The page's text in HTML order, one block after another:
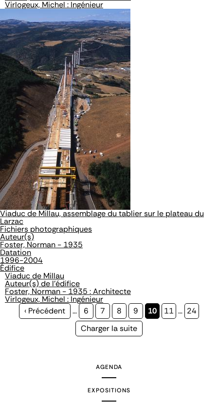
Virlogeux, Michel : Ingénieur
Viaduc de Millau, assemblage du tablier sur le plateau du
Larzac
Fichiers photographiques
Auteur(s)
Foster, Norman - 1935
Datation
1996-2004
Édifice
Viaduc de Millau
Auteur(s) de l'édifice
Foster, Norman - 1935 : Architecte
Virlogeux, Michel : Ingénieur
Page
‹ Précédent … Page
6 Page
7 Page
8 Page
9
Page
10 Page
11 … Page
24
Page
Charger la suite
AGENDA
EXPOSITIONS